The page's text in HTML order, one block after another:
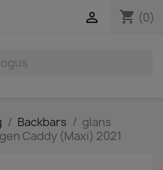
shopping_cart (0)

Backbars
glans
Caddy (Maxi) 2021